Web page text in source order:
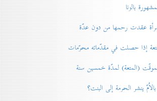
بالزنا
عقدت رحمها من دون عدّة
حصلت في مقدّماته محرّمات
(المتعة) لمدّة خمسين سنة
الحرمة إلی البنت؟